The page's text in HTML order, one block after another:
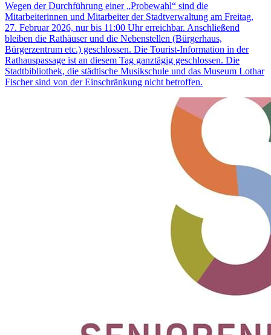
Wegen der Durchführung einer „Probewahl“ sind die
Mitarbeiterinnen und Mitarbeiter der Stadtverwaltung am Freitag,
27. Februar 2026, nur bis 11:00 Uhr erreichbar. Anschließend
bleiben die Rathäuser und die Nebenstellen (Bürgerhaus,
Bürgerzentrum etc.) geschlossen. Die Tourist-Information in der
Rathauspassage ist an diesem Tag ganztägig geschlossen. Die
Stadtbibliothek, die städtische Musikschule und das Museum Lothar
Fischer sind von der Einschränkung nicht betroffen.